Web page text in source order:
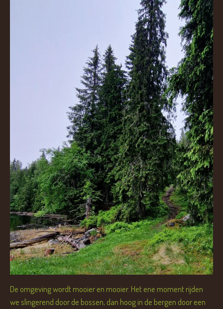
De omgeving wordt mooier en mooier. Het ene moment rijden
we slingerend door de bossen, dan hoog in de bergen door een